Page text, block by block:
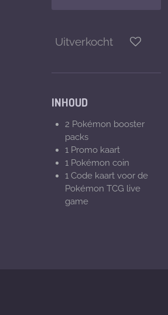
Uitverkocht
INHOUD
2 Pokémon booster
packs
1 Promo kaart
1 Pokémon coin
1 Code kaart voor de
Pokémon TCG live
game